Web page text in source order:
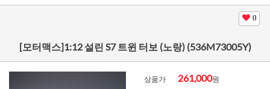
0
[모터맥스]1:12 설린 S7 트윈 터보 (노랑) (536M73005Y)
상품가 261,000원